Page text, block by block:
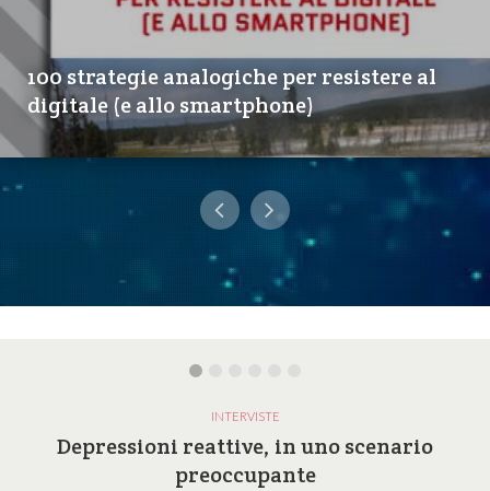
100 strategie analogiche per resistere al
digitale (e allo smartphone)
INTERVISTE
Depressioni reattive, in uno scenario
preoccupante